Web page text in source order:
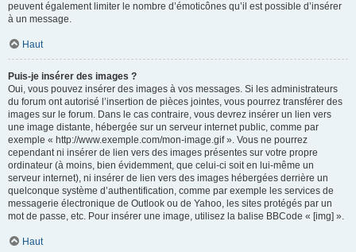
peuvent également limiter le nombre d’émoticônes qu’il est possible d’insérer
à un message.
Haut
Puis-je insérer des images ?
Oui, vous pouvez insérer des images à vos messages. Si les administrateurs
du forum ont autorisé l’insertion de pièces jointes, vous pourrez transférer des
images sur le forum. Dans le cas contraire, vous devrez insérer un lien vers
une image distante, hébergée sur un serveur internet public, comme par
exemple « http://www.exemple.com/mon-image.gif ». Vous ne pourrez
cependant ni insérer de lien vers des images présentes sur votre propre
ordinateur (à moins, bien évidemment, que celui-ci soit en lui-même un
serveur internet), ni insérer de lien vers des images hébergées derrière un
quelconque système d’authentification, comme par exemple les services de
messagerie électronique de Outlook ou de Yahoo, les sites protégés par un
mot de passe, etc. Pour insérer une image, utilisez la balise BBCode « [img] ».
Haut